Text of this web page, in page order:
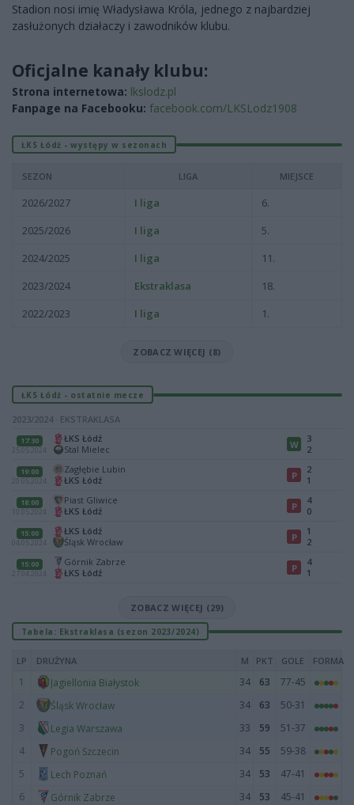
Stadion nosi imię Władysława Króla, jednego z najbardziej
zasłużonych działaczy i zawodników klubu.
Oficjalne kanały klubu:
Strona internetowa: lkslodz.pl
Fanpage na Facebooku: facebook.com/LKSLodz1908
ŁKS Łódź - występy w sezonach
SEZON LIGA MIEJSCE
2026/2027 I liga
6.
2025/2026
I liga
5.
2024/2025
I liga
11.
2023/2024
Ekstraklasa
18.
2022/2023
I liga 1.
ZOBACZ WIĘCEJ (8)
ŁKS Łódź - ostatnie mecze
2023/2024 · EKSTRAKLASA
17:30
25.05.2024
ŁKS Łódź
Stal Mielec
W
3
2
19:00
20.05.2024
Zagłębie Lubin
ŁKS Łódź
P
2
1
18:00
10.05.2024
Piast Gliwice
ŁKS Łódź
P
4
0
15:00
04.05.2024
ŁKS Łódź
Śląsk Wrocław
P
1
2
15:00
27.04.2024
Górnik Zabrze
ŁKS Łódź
P
4
1
ZOBACZ WIĘCEJ (29)
Tabela: Ekstraklasa (sezon 2023/2024)
LP DRUŻYNA M PKT GOLE FORMA
1 Jagiellonia Białystok 34 63
77-45
2
Śląsk Wrocław 34 63
50-31
3
Legia Warszawa 33 59
51-37
4
Pogoń Szczecin 34 55
59-38
5
Lech Poznań 34 53
47-41
6
Górnik Zabrze 34 53
45-41